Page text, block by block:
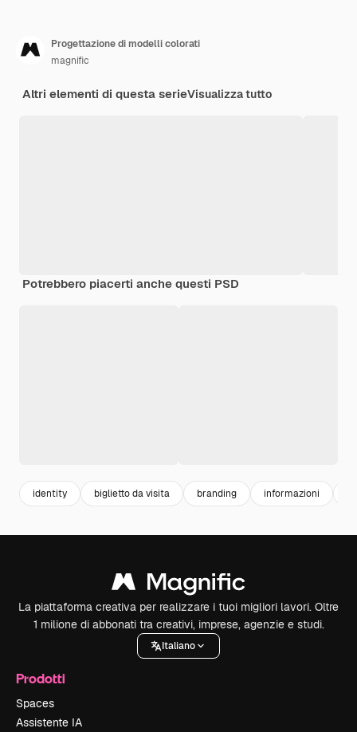
Progettazione di modelli colorati
magnific
Altri elementi di questa serieVisualizza tutto
Potrebbero piacerti anche questi PSD
identity biglietto da visita branding informazioni
La piattaforma creativa per realizzare i tuoi migliori lavori. Oltre
1 milione di abbonati tra creativi, imprese, agenzie e studi.
Italiano
Prodotti
Spaces
Assistente IA